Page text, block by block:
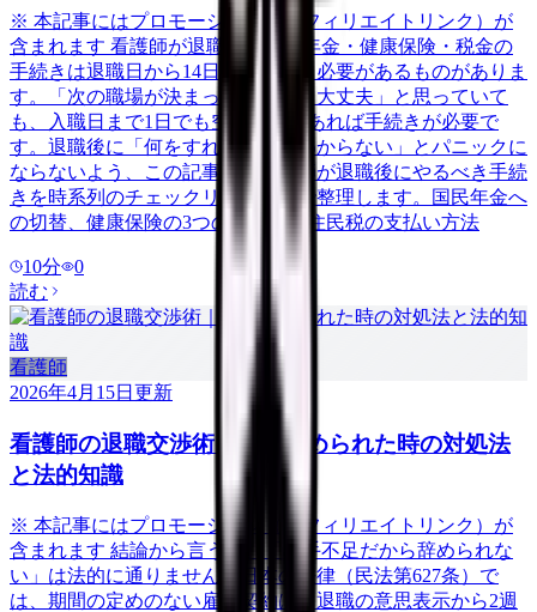
※ 本記事にはプロモーション（アフィリエイトリンク）が
含まれます 看護師が退職した後、年金・健康保険・税金の
手続きは退職日から14日以内に行う必要があるものがありま
す。「次の職場が決まっているから大丈夫」と思っていて
も、入職日まで1日でも空白期間があれば手続きが必要で
す。退職後に「何をすればいいかわからない」とパニックに
ならないよう、この記事では看護師が退職後にやるべき手続
きを時系列のチェックリスト形式で整理します。国民年金へ
の切替、健康保険の3つの選択肢、住民税の支払い方法
10分
0
読む
看護師
2026年4月15日 更新
看護師の退職交渉術｜引き止められた時の対処法
と法的知識
※ 本記事にはプロモーション（アフィリエイトリンク）が
含まれます 結論から言うと、「人手不足だから辞められな
い」は法的に通りません。日本の法律（民法第627条）で
は、期間の定めのない雇用契約は、退職の意思表示から2週